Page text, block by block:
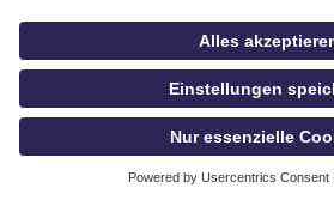
idowa
Privatsphäre